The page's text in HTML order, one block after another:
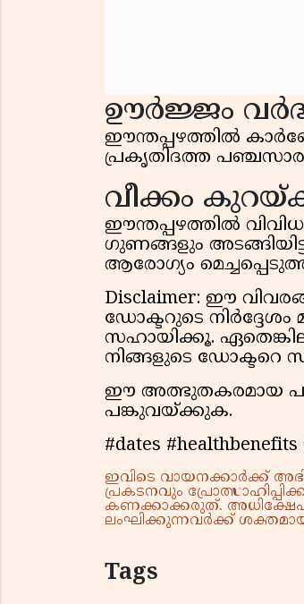
ഊര്‍ജ്ജം
ഈന്തപ്പഴത്തില്‍
പ്രകൃതിദത്ത
വീക്കം
ഈന്തപ്പഴത്തില്‍
ഗുണങ്ങളും
ആരോഗ്യം
Disclaimer: ഈ
ഡോക്ടറുടെ നിർദ്ദേശം
സഹായിക്കൂ.
നിങ്ങളുടെ ഡോക്ടറെ
ഈ അത്ഭുതകരമായ
പങ്കുവയ്ക്കുക.
#dates
ഇവിടെ വായനക്കാർക്ക്
പ്രകടനവും
കണക്കാക്കരുത്.
ലംഘിക്കുന്നവർക്ക് ശക്തമായ
Tags